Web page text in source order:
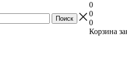
0
0
0
Корзина